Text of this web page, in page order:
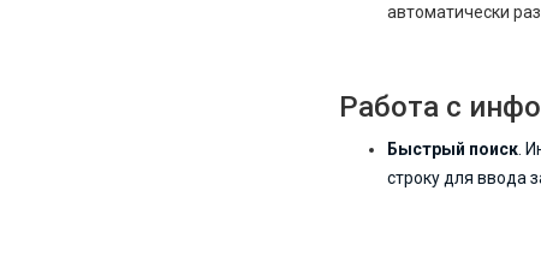
автоматически
Работа с
Быстрый поиск .
строку для ввода